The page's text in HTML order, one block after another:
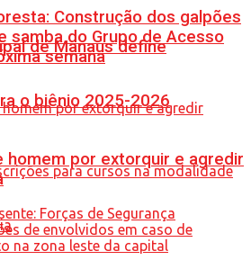
de Manaus define
o biênio 2025-2026
Construção dos galpões
samba do Grupo de Acesso
semana
homem por extorquir e agredir